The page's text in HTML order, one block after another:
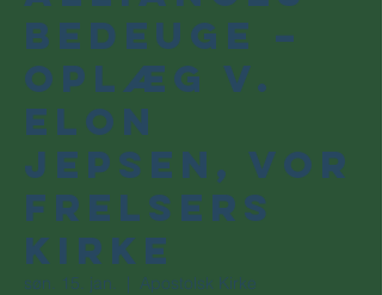
Bedeuge –
oplæg v.
Elon
Jepsen, Vor
Frelsers
Kirke
søn. 15. jan.
  |
Apostolsk Kirke